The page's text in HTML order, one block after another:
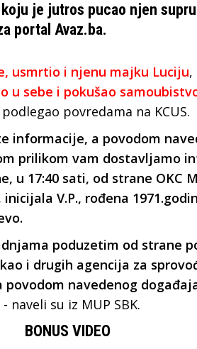
je jutros pucao njen
portal Avaz.ba.
usmrtio i njenu majku Luciju,
u sebe i pokušao
povredama na KCUS.
informacije, a povodom
prilikom vam dostavljamo
u 17:40 sati, od strane OKC
V.P., rođena
poduzetim od strane
i drugih agencija za
navedenog
- naveli su iz MUP SBK.
BONUS VIDEO